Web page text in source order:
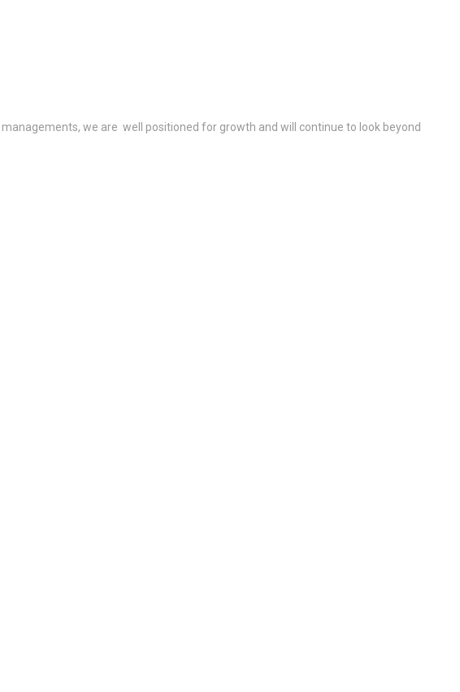
we are well positioned for growth and will continue to look beyond